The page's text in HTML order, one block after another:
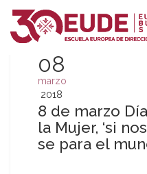
08
marzo
2018
8 de marzo
la Mujer, ‘si
se para el